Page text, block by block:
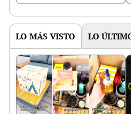
LO MÁS VISTO LO